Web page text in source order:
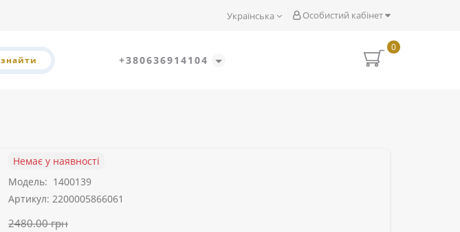
Особистий кабінет
Українська
знайти +380636914104
0
Немає у наявності
Модель: 1400139
Артикул: 2200005866061
2480.00 грн